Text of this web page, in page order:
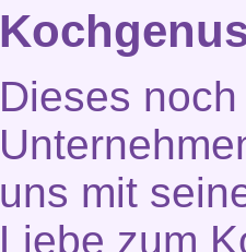
Dieses
uns mit
Liebe zum